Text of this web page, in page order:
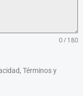
0 / 180
Términos y